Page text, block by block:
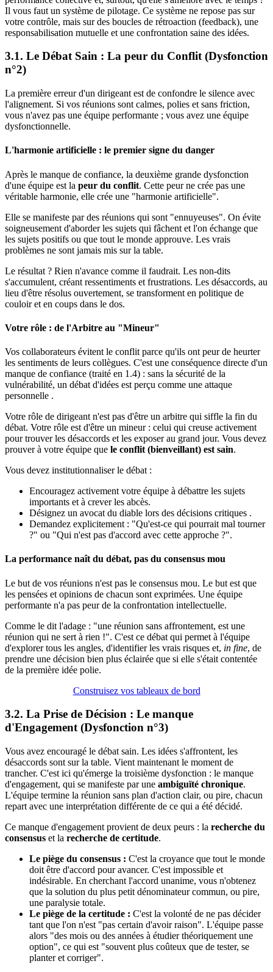
Il vous faut un système de pilotage. Ce système ne repose pas sur
votre contrôle, mais sur des boucles de rétroaction (feedback), une
responsabilisation mutuelle et une confrontation saine des idées.
3.1. Le Débat Sain : La peur du Conflit (Dysfonction
n°2)
La première erreur d'un dirigeant est de confondre le silence avec
l'alignement. Si vos réunions sont calmes, polies et sans friction,
vous n'avez pas une équipe performante ; vous avez une équipe
dysfonctionnelle.
L'harmonie artificielle : le premier signe du danger
Après le manque de confiance, la deuxième grande dysfonction
d'une équipe est la peur du conflit. Cette peur ne crée pas une
véritable harmonie, elle crée une "harmonie artificielle".
Elle se manifeste par des réunions qui sont "ennuyeuses". On évite
soigneusement d'aborder les sujets qui fâchent et l'on échange que
les sujets positifs ou que tout le monde approuve. Les vrais
problèmes ne sont jamais mis sur la table.
Le résultat ? Rien n'avance comme il faudrait. Les non-dits
s'accumulent, créant ressentiments et frustrations. Les désaccords, au
lieu d'être résolus ouvertement, se transforment en politique de
couloir et en coups dans le dos.
Votre rôle : de l'Arbitre au "Mineur"
Vos collaborateurs évitent le conflit parce qu'ils ont peur de heurter
les sentiments de leurs collègues. C'est une conséquence directe d'un
manque de confiance (traité en 1.4) : sans la sécurité de la
vulnérabilité, un débat d'idées est perçu comme une attaque
personnelle .
Votre rôle de dirigeant n'est pas d'être un arbitre qui siffle la fin du
débat. Votre rôle est d'être un mineur : celui qui creuse activement
pour trouver les désaccords et les exposer au grand jour. Vous devez
prouver à votre équipe que le conflit (bienveillant) est sain.
Vous devez institutionnaliser le débat :
Encouragez activement votre équipe à débattre les sujets
importants et à crever les abcès.
Désignez un avocat du diable lors des décisions critiques .
Demandez explicitement : "Qu'est-ce qui pourrait mal tourner
?" ou "Qui n'est pas d'accord avec cette approche ?".
La performance naît du débat, pas du consensus mou
Le but de vos réunions n'est pas le consensus mou. Le but est que
les pensées et opinions de chacun sont exprimées. Une équipe
performante n'a pas peur de la confrontation intellectuelle.
Comme le dit l'adage : "une réunion sans affrontement, est une
réunion qui ne sert à rien !". C'est ce débat qui permet à l'équipe
d'explorer tous les angles, d'identifier les vrais risques et, in fine, de
prendre une décision bien plus éclairée que si elle s'était contentée
de la première idée polie.
Construisez vos tableaux de bord
3.2. La Prise de Décision : Le manque
d'Engagement (Dysfonction n°3)
Vous avez encouragé le débat sain. Les idées s'affrontent, les
désaccords sont sur la table. Vient maintenant le moment de
trancher. C'est ici qu'émerge la troisième dysfonction : le manque
d'engagement, qui se manifeste par une ambiguïté chronique.
L'équipe termine la réunion sans plan d'action clair, ou pire, chacun
repart avec une interprétation différente de ce qui a été décidé.
Ce manque d'engagement provient de deux peurs : la recherche du
consensus et la recherche de certitude.
Le piège du consensus : C'est la croyance que tout le monde
doit être d'accord pour avancer. C'est impossible et
indésirable. En cherchant l'accord unanime, vous n'obtenez
que la solution du plus petit dénominateur commun, ou pire,
une paralysie totale.
Le piège de la certitude : C'est la volonté de ne pas décider
tant que l'on n'est "pas certain d'avoir raison". L'équipe passe
alors "des mois ou des années à étudier théoriquement une
option", ce qui est "souvent plus coûteux que de tester, se
planter et corriger".